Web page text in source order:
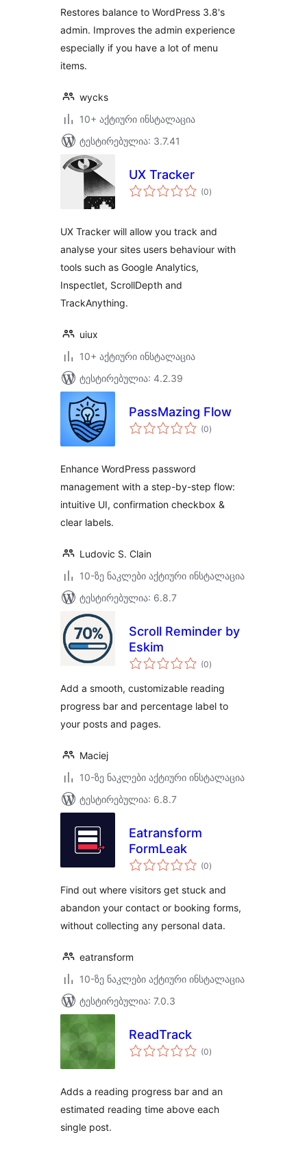
Restores balance to WordPress 3.8's
admin. Improves the admin experience
especially if you have a lot of menu
items.
wycks
10+ აქტიური ინსტალაცია
ტესტირებულია: 3.7.41
UX Tracker
(0საერთო
რეიტინგი
)
UX Tracker will allow you track and
analyse your sites users behaviour with
tools such as Google Analytics,
Inspectlet, ScrollDepth and
TrackAnything.
uiux
10+ აქტიური ინსტალაცია
ტესტირებულია: 4.2.39
PassMazing Flow
(0საერთო
რეიტინგი
)
Enhance WordPress password
management with a step-by-step flow:
intuitive UI, confirmation checkbox &
clear labels.
Ludovic S. Clain
10-ზე ნაკლები აქტიური ინსტალაცია
ტესტირებულია: 6.8.7
Scroll Reminder by
Eskim
(0საერთო
რეიტინგი
)
Add a smooth, customizable reading
progress bar and percentage label to
your posts and pages.
Maciej
10-ზე ნაკლები აქტიური ინსტალაცია
ტესტირებულია: 6.8.7
Eatransform
FormLeak
(0საერთო
რეიტინგი
)
Find out where visitors get stuck and
abandon your contact or booking forms,
without collecting any personal data.
eatransform
10-ზე ნაკლები აქტიური ინსტალაცია
ტესტირებულია: 7.0.3
ReadTrack
(0საერთო
რეიტინგი
)
Adds a reading progress bar and an
estimated reading time above each
single post.